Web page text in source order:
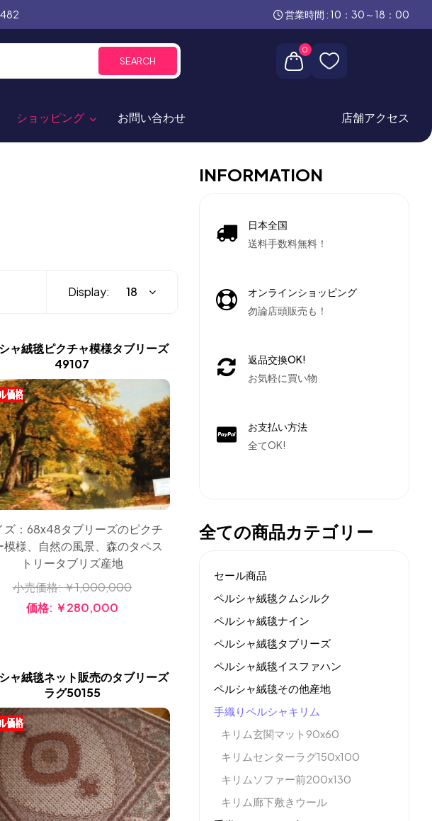
営業時間 : 10：30～18：00
SEARCH
0
ショッピング お問い合わせ 店舗アクセス
Display:
ャ絨毯ピクチャ模様タブリーズ
49107
ズ：68x48タブリーズのピクチ
模様、自然の風景、森のタペス
トリータブリズ産地
小売価格:￥1,000,000
価格: ￥280,000
ャ絨毯ネット販売のタブリーズ
ラグ50155
INFORMATION
日本全国
送料手数料無料！
オンラインショッピング
勿論店頭販売も！
返品交換OK!
お気軽に買い物
お支払い方法
全てOK!
全ての商品カテゴリー
セール商品
ペルシャ絨毯クムシルク
ペルシャ絨毯ナイン
ペルシャ絨毯タブリーズ
ペルシャ絨毯イスファハン
ペルシャ絨毯その他産地
手織りペルシャキリム
キリム玄関マット90x60
キリムセンターラグ150x100
キリムソファー前200x130
キリム廊下敷きウール